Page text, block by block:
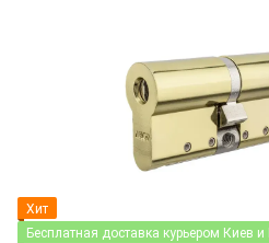
Хит
Бесплатная доставка курьером Киев